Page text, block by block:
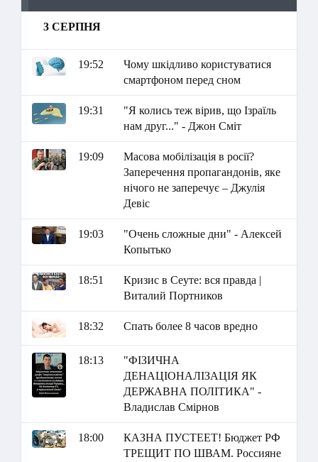
3 СЕРПНЯ
19:52
Чому шкідливо користуватися
смартфоном перед сном
19:31
"Я колись теж вірив, що Ізраїль
нам друг..." - Джон Сміт
19:09
Масова мобілізація в росії?
Заперечення пропагандонів, яке
нічого не заперечує – Джулія
Девіс
19:03
"Очень сложные дни" - Алексей
Копытько
18:51
Кризис в Сеуте: вся правда |
Виталий Портников
18:32 Спать более 8 часов вредно
18:13
"ФІЗИЧНА
ДЕНАЦІОНАЛІЗАЦІЯ ЯК
ДЕРЖАВНА ПОЛІТИКА" -
Владислав Смірнов
18:00
КАЗНА ПУСТЕЕТ! Бюджет РФ
ТРЕЩИТ ПО ШВАМ. Россияне